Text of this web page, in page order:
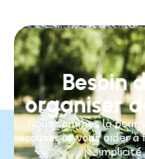
Besoin
organiser
Nous sommes là
écouter et vous aider